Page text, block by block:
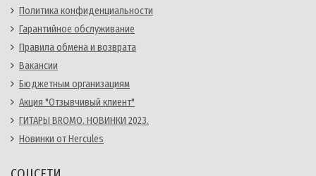
Политика конфиденциальности
Гарантийное обслуживание
Правила обмена и возврата
Вакансии
Бюджетным организациям
Акция "Отзывчивый клиент"
ГИТАРЫ BROMO. НОВИНКИ 2023.
Новинки от Hercules